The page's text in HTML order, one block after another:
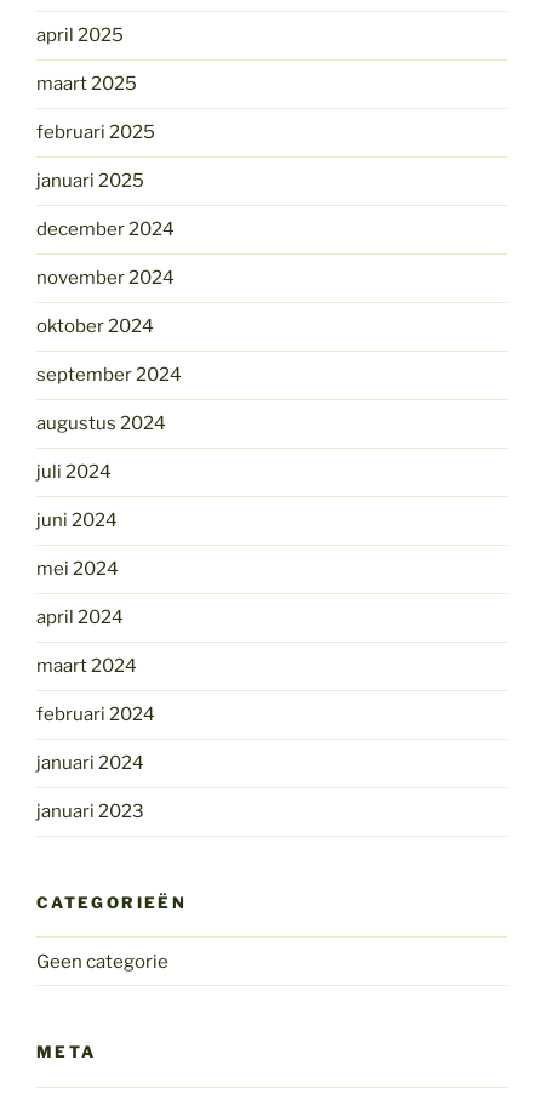
april 2025
maart 2025
februari 2025
januari 2025
december 2024
november 2024
oktober 2024
september 2024
augustus 2024
juli 2024
juni 2024
mei 2024
april 2024
maart 2024
februari 2024
januari 2024
januari 2023
CATEGORIEËN
Geen categorie
META